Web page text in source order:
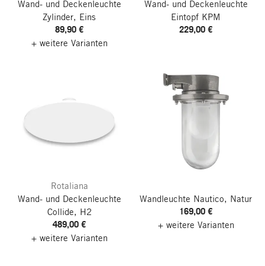
Wand- und Deckenleuchte
Zylinder, Eins
89,90 €
+ weitere Varianten
Wand- und Deckenleuchte
Eintopf KPM
229,00 €
Rotaliana
Wand- und Deckenleuchte
Collide, H2
489,00 €
+ weitere Varianten
Wandleuchte Nautico, Natur
169,00 €
+ weitere Varianten